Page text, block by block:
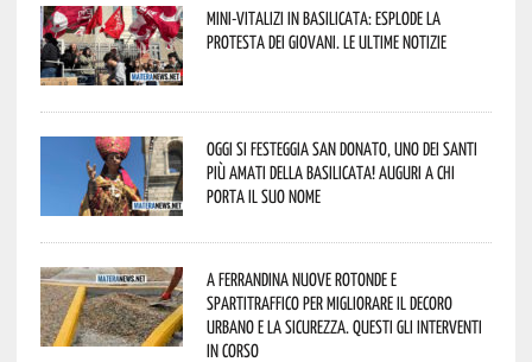
Mini-vitalizi in Basilicata: esplode la
protesta dei giovani. Le ultime notizie
Oggi si festeggia San Donato, uno dei Santi
più amati della Basilicata! Auguri a chi
porta il suo nome
A Ferrandina nuove rotonde e
spartitraffico per migliorare il decoro
urbano e la sicurezza. Questi gli interventi
in corso